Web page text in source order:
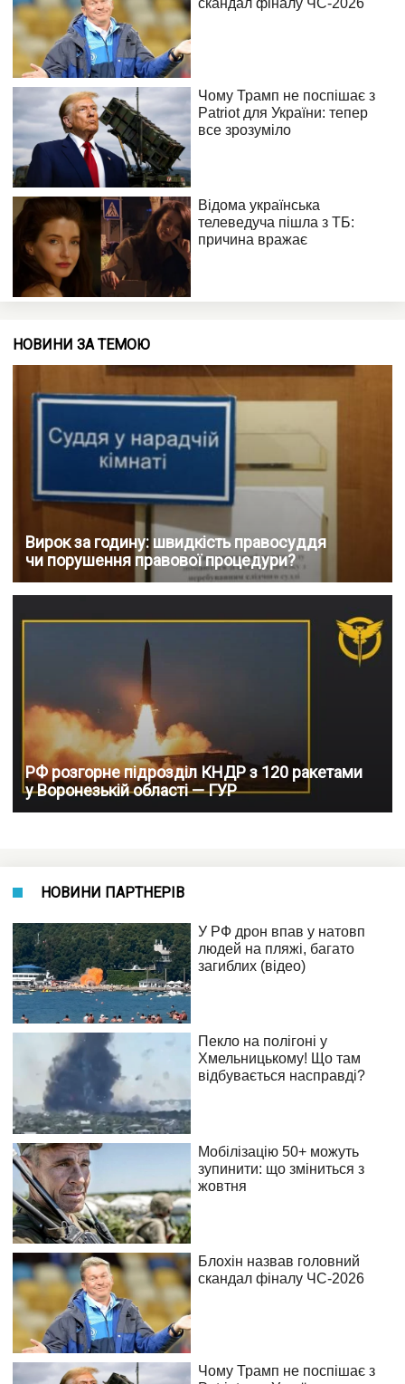
НОВИНИ ЗА ТЕМОЮ
Вирок за годину: швидкість правосуддя
чи порушення правової процедури?
РФ розгорне підрозділ КНДР з 120 ракетами
у Воронезькій області — ГУР
НОВИНИ ПАРТНЕРІВ